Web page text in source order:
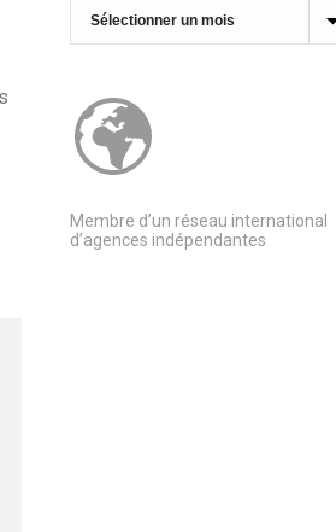
Archives
Membre d’un réseau international
d’agences indépendantes